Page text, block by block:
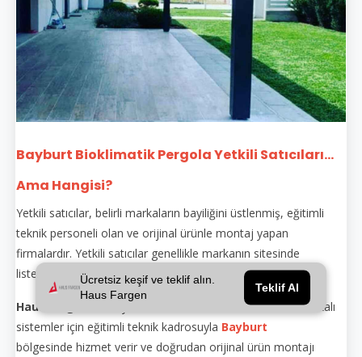
Ücretsiz keşif ve teklif alın.
Haus Fargen
Teklif Al
Bayburt Bioklimatik Pergola Yetkili Satıcıları...
Ama Hangisi?
Yetkili satıcılar, belirli markaların bayiliğini üstlenmiş, eğitimli
teknik personeli olan ve orijinal ürünle montaj yapan
firmalardır. Yetkili satıcılar genellikle markanın sitesinde
listelenir.
Haus Fargen
, hem yetkili satıcı hem de üretici olarak markalı
sistemler için eğitimli teknik kadrosuyla Bayburt
bölgesinde hizmet verir ve doğrudan orijinal ürün montajı